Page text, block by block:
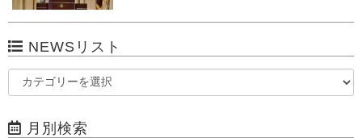
NEWSリスト
月別検索